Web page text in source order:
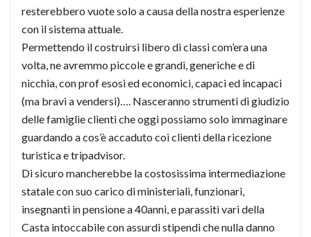
resterebbero vuote solo a causa della nostra esperienze
con il sistema attuale.
Permettendo il costruirsi libero di classi com’era una
volta, ne avremmo piccole e grandi, generiche e di
nicchia, con prof esosi ed economici, capaci ed incapaci
(ma bravi a vendersi)…. Nasceranno strumenti di giudizio
delle famiglie clienti che oggi possiamo solo immaginare
guardando a cos’è accaduto coi clienti della ricezione
turistica e tripadvisor.
Di sicuro mancherebbe la costosissima intermediazione
statale con suo carico di ministeriali, funzionari,
insegnanti in pensione a 40anni, e parassiti vari della
Casta intoccabile con assurdi stipendi che nulla danno